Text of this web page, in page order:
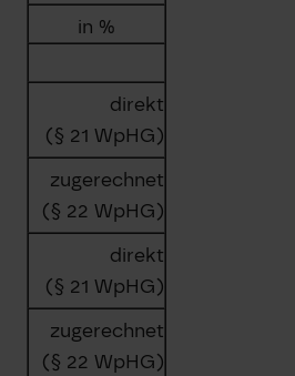
in %
direkt
(§ 21 WpHG)
zugerechnet
(§ 22 WpHG)
direkt
(§ 21 WpHG)
zugerechnet
(§ 22 WpHG)